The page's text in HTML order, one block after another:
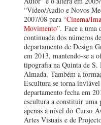
“Vídeo/Audio e Novos
2007/08 para “Cinema/
Movimento”. Face a uma
continuada dos números
departamento de Design
em 2013, mantendo-se a
tipografia na Quinta de
Almada. Também a
Escultura se torna
departamento fecha em
escultura a constituir uma
apenas a nível do Curso
Artes Visuais e de